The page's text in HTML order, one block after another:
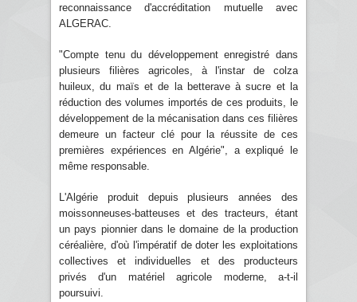
reconnaissance d'accréditation mutuelle avec
ALGERAC.
"Compte tenu du développement enregistré dans
plusieurs filières agricoles, à l'instar de colza
huileux, du maïs et de la betterave à sucre et la
réduction des volumes importés de ces produits, le
développement de la mécanisation dans ces filières
demeure un facteur clé pour la réussite de ces
premières expériences en Algérie", a expliqué le
même responsable.
L'Algérie produit depuis plusieurs années des
moissonneuses-batteuses et des tracteurs, étant
un pays pionnier dans le domaine de la production
céréalière, d'où l'impératif de doter les exploitations
collectives et individuelles et des producteurs
privés d'un matériel agricole moderne, a-t-il
poursuivi.